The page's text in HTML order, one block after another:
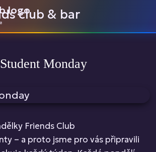
club & bar
Student Monday
Friends Club
– a proto jsme pro vás připravili